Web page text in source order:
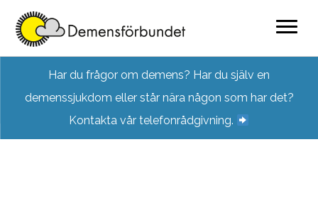
content
Har du frågor om demens? Har du själv en
demenssjukdom eller står nära någon som har det?
Kontakta vår telefonrådgivning.